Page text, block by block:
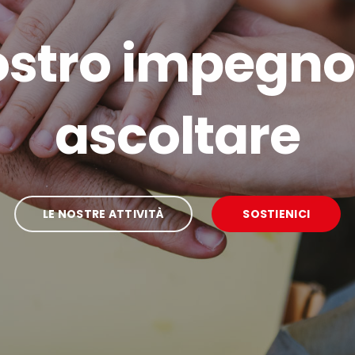
accogliere
LE NOSTRE ATTIVITÀ SOSTIENICI